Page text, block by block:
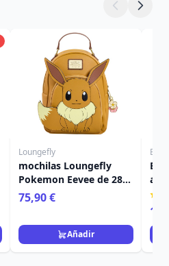
Loungefly
mochilas Loungefly
Pokemon Eevee de 28
cm
75,90 €
Añadir